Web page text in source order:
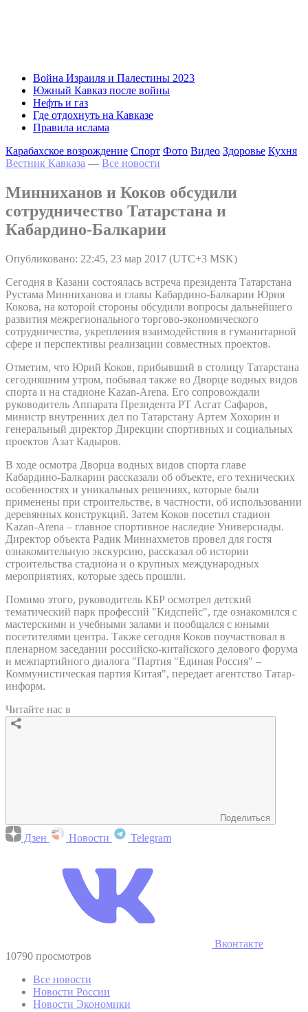
Война Израиля и Палестины 2023
Южный Кавказ после войны
Нефть и газ
Где отдохнуть на Кавказе
Правила ислама
Карабахское возрождение Спорт Фото Видео Здоровье Кухня
Вестник Кавказа — Все новости
Минниханов и Коков обсудили
сотрудничество Татарстана и
Кабардино-Балкарии
Опубликовано: 22:45, 23 мар 2017 (UTC+3 MSK)
Сегодня в Казани состоялась встреча президента Татарстана
Рустама Минниханова и главы Кабардино-Балкарии Юрия
Кокова, на которой стороны обсудили вопросы дальнейшего
развития межрегионального торгово-экономического
сотрудничества, укрепления взаимодействия в гуманитарной
сфере и перспективы реализации совместных проектов.
Отметим, что Юрий Коков, прибывший в столицу Татарстана
сегодняшним утром, побывал также во Дворце водных видов
спорта и на стадионе Kazan-Arena. Его сопровождали
руководитель Аппарата Президента РТ Асгат Сафаров,
министр внутренних дел по Татарстану Артем Хохорин и
генеральный директор Дирекции спортивных и социальных
проектов Азат Кадыров.
В ходе осмотра Дворца водных видов спорта главе
Кабардино-Балкарии рассказали об объекте, его технических
особенностях и уникальных решениях, которые были
применены при строительстве, в частности, об использовании
деревянных конструкций. Затем Коков посетил стадион
Kazan-Arena – главное спортивное наследие Универсиады.
Директор объекта Радик Миннахметов провел для гостя
ознакомительную экскурсию, рассказал об истории
строительства стадиона и о крупных международных
мероприятиях, которые здесь прошли.
Помимо этого, руководитель КБР осмотрел детский
тематический парк профессий "Кидспейс", где ознакомился с
мастерскими и учебными залами и пообщался с юными
посетителями центра. Также сегодня Коков поучаствовал в
пленарном заседании российско-китайского делового форума
и межпартийного диалога "Партия "Единая Россия" –
Коммунистическая партия Китая", передает агентство Татар-
информ.
Читайте нас в
Поделиться
Дзен Новости Telegram
Вконтакте
10790 просмотров
Все новости
Новости России
Новости Экономики